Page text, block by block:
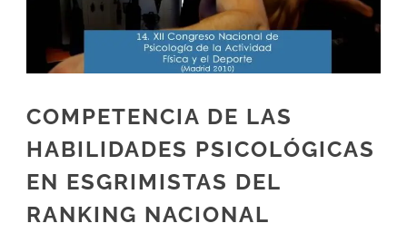
COMPETENCIA DE LAS
HABILIDADES PSICOLÓGICAS
EN ESGRIMISTAS DEL
RANKING NACIONAL